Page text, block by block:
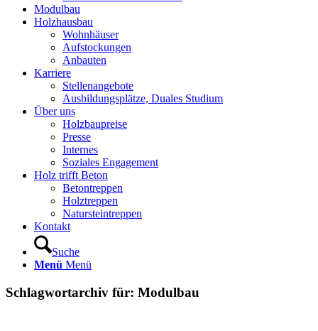
Modulbau
Holzhausbau
Wohnhäuser
Aufstockungen
Anbauten
Karriere
Stellenangebote
Ausbildungsplätze, Duales Studium
Über uns
Holzbaupreise
Presse
Internes
Soziales Engagement
Holz trifft Beton
Betontreppen
Holztreppen
Natursteintreppen
Kontakt
Suche
Menü Menü
Schlagwortarchiv für: Modulbau